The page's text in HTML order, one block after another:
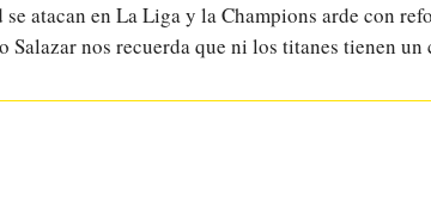
atacan en La Liga y la Champions arde con
Salazar nos recuerda que ni los titanes tienen